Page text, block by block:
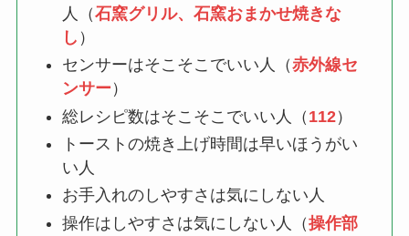
人（石窯グリル、石窯おまかせ焼きな
し ）
センサーはそこそこでいい人（赤外線セ
ンサー ）
総レシピ数はそこそこでいい人（ 112）
トーストの焼き上げ時間は早いほうがい
い人
お手入れのしやすさは気にしない人
操作はしやすさは気にしない人（操作部